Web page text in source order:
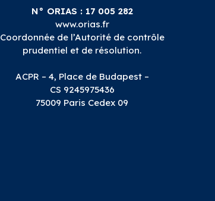
N° ORIAS : 17 005 282
www.orias.fr
Coordonnée de l’Autorité de contrôle
prudentiel et de résolution.
ACPR – 4, Place de Budapest –
CS 9245975436
75009 Paris Cedex 09